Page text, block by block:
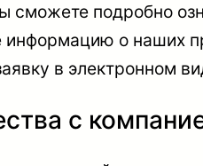
сможете подробно
информацию о наших
в электронном
с